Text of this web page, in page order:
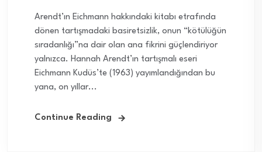
Arendt’ın Eichmann hakkındaki kitabı etrafında
dönen tartışmadaki basiretsizlik, onun “kötülüğün
sıradanlığı”na dair olan ana fikrini güçlendiriyor
yalnızca. Hannah Arendt’ın tartışmalı eseri
Eichmann Kudüs’te (1963) yayımlandığından bu
yana, on yıllar...
Continue Reading